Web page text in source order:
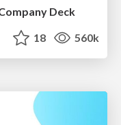
Deck
18 560k